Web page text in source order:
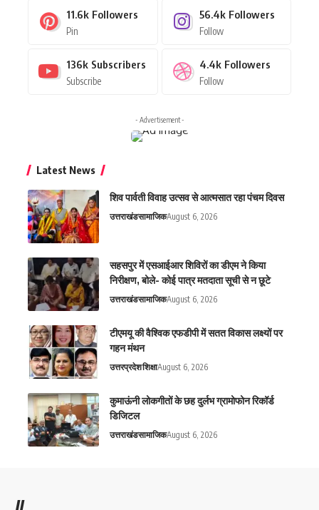
11.6k Followers
Pin
56.4k Followers
Follow
136k Subscribers
Subscribe
4.4k Followers
Follow
- Advertisement -
Latest News
शिव पार्वती विवाह उत्सव से आत्मसात रहा पंचम दिवस
उत्तराखंडसामाजिकAugust 6, 2026
सहसपुर में एसआईआर शिविरों का डीएम ने किया
निरीक्षण, बोले- कोई पात्र मतदाता सूची से न छूटे
उत्तराखंडसामाजिकAugust 6, 2026
टीएमयू की वैश्विक एफडीपी में सतत विकास लक्ष्यों पर
गहन मंथन
उत्तरप्रदेशशिक्षाAugust 6, 2026
कुमाऊंनी लोकगीतों के छह दुर्लभ ग्रामोफोन रिकॉर्ड
डिजिटल
उत्तराखंडसामाजिकAugust 6, 2026